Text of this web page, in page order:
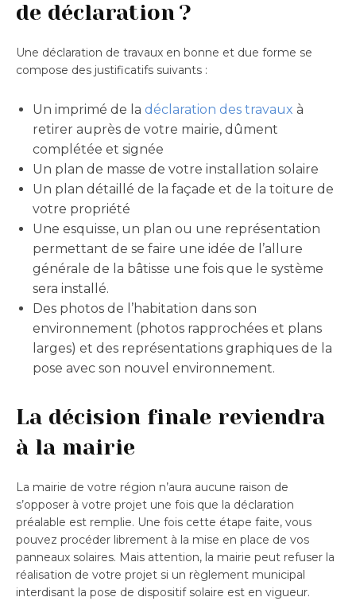
de déclaration ?
Une déclaration de travaux en bonne et due forme se
compose des justificatifs suivants :
Un imprimé de la déclaration des travaux à
retirer auprès de votre mairie, dûment
complétée et signée
Un plan de masse de votre installation solaire
Un plan détaillé de la façade et de la toiture de
votre propriété
Une esquisse, un plan ou une représentation
permettant de se faire une idée de l’allure
générale de la bâtisse une fois que le système
sera installé.
Des photos de l’habitation dans son
environnement (photos rapprochées et plans
larges) et des représentations graphiques de la
pose avec son nouvel environnement.
La décision finale reviendra
à la mairie
La mairie de votre région n’aura aucune raison de
s’opposer à votre projet une fois que la déclaration
préalable est remplie. Une fois cette étape faite, vous
pouvez procéder librement à la mise en place de vos
panneaux solaires. Mais attention, la mairie peut refuser la
réalisation de votre projet si un règlement municipal
interdisant la pose de dispositif solaire est en vigueur.